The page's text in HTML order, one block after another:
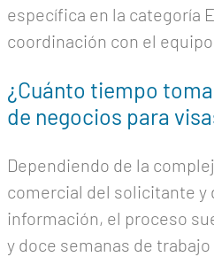
específica en la categoría
coordinación con el
¿Cuánto tiempo
de negocios para
Dependiendo de la
comercial del solicitante y
información, el proceso
y doce semanas de